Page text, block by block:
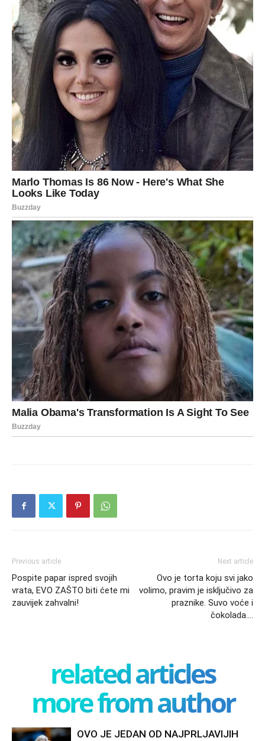
Previous article
Pospite papar ispred svojih
vrata, EVO ZAŠTO biti ćete mi
zauvijek zahvalni!
Next article
Ovo je torta koju svi jako
volimo, pravim je isključivo za
praznike. Suvo voće i
čokolada….
related articles
more from author
OVO JE JEDAN OD NAJPRLJAVIJIH